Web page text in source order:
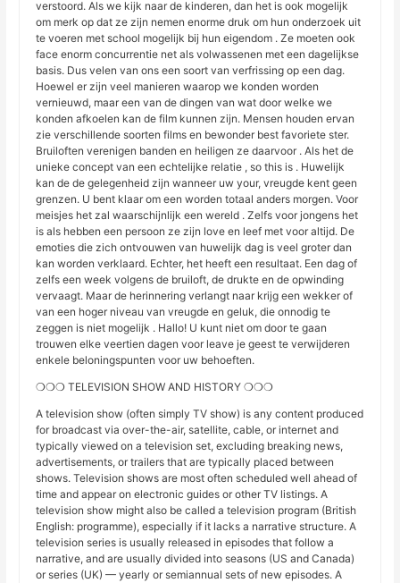
verstoord. Als we kijk naar de kinderen, dan het is ook mogelijk
om merk op dat ze zijn nemen enorme druk om hun onderzoek uit
te voeren met school mogelijk bij hun eigendom . Ze moeten ook
face enorm concurrentie net als volwassenen met een dagelijkse
basis. Dus velen van ons een soort van verfrissing op een dag.
Hoewel er zijn veel manieren waarop we konden worden
vernieuwd, maar een van de dingen van wat door welke we
konden afkoelen kan de film kunnen zijn. Mensen houden ervan
zie verschillende soorten films en bewonder best favoriete ster.
Bruiloften verenigen banden en heiligen ze daarvoor . Als het de
unieke concept van een echtelijke relatie , so this is . Huwelijk
kan de de gelegenheid zijn wanneer uw your, vreugde kent geen
grenzen. U bent klaar om een worden totaal anders morgen. Voor
meisjes het zal waarschijnlijk een wereld . Zelfs voor jongens het
is als hebben een persoon ze zijn love en leef met voor altijd. De
emoties die zich ontvouwen van huwelijk dag is veel groter dan
kan worden verklaard. Echter, het heeft een resultaat. Een dag of
zelfs een week volgens de bruiloft, de drukte en de opwinding
vervaagt. Maar de herinnering verlangt naar krijg een wekker of
van een hoger niveau van vreugde en geluk, die onnodig te
zeggen is niet mogelijk . Hallo! U kunt niet om door te gaan
trouwen elke veertien dagen voor leave je geest te verwijderen
enkele beloningspunten voor uw behoeften.
❍❍❍ TELEVISION SHOW AND HISTORY ❍❍❍
A television show (often simply TV show) is any content produced
for broadcast via over-the-air, satellite, cable, or internet and
typically viewed on a television set, excluding breaking news,
advertisements, or trailers that are typically placed between
shows. Television shows are most often scheduled well ahead of
time and appear on electronic guides or other TV listings. A
television show might also be called a television program (British
English: programme), especially if it lacks a narrative structure. A
television series is usually released in episodes that follow a
narrative, and are usually divided into seasons (US and Canada)
or series (UK) — yearly or semiannual sets of new episodes. A